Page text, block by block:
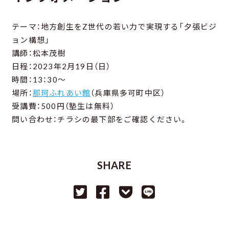
テーマ：地方創生をZ世代の若い力で実現する「夕張ビジ
ョン構想」
講師：松本茂樹
日程：2023年2月19日（日）
時間：13：30～
場所：那珂ふれあい館 （兵庫県多可町中区）
受講費：500円（塾生は無料）
問い合わせ：チラシの最下部をご確認ください。
SHARE